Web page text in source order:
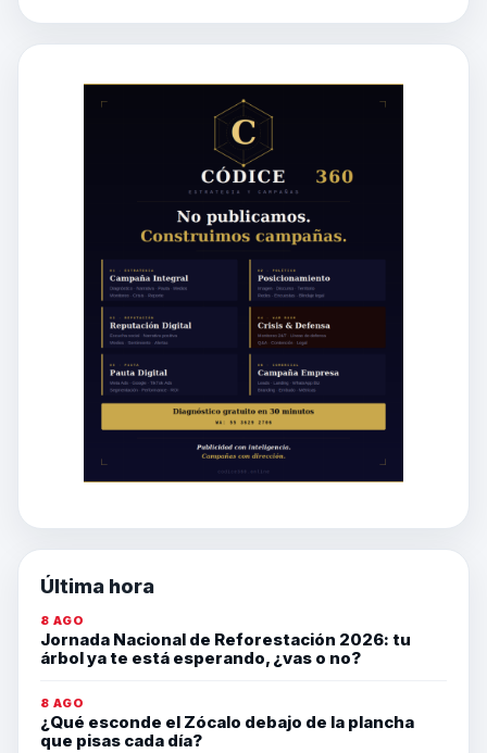
Última hora
8 AGO
Jornada Nacional de Reforestación 2026: tu
árbol ya te está esperando, ¿vas o no?
8 AGO
¿Qué esconde el Zócalo debajo de la plancha
que pisas cada día?